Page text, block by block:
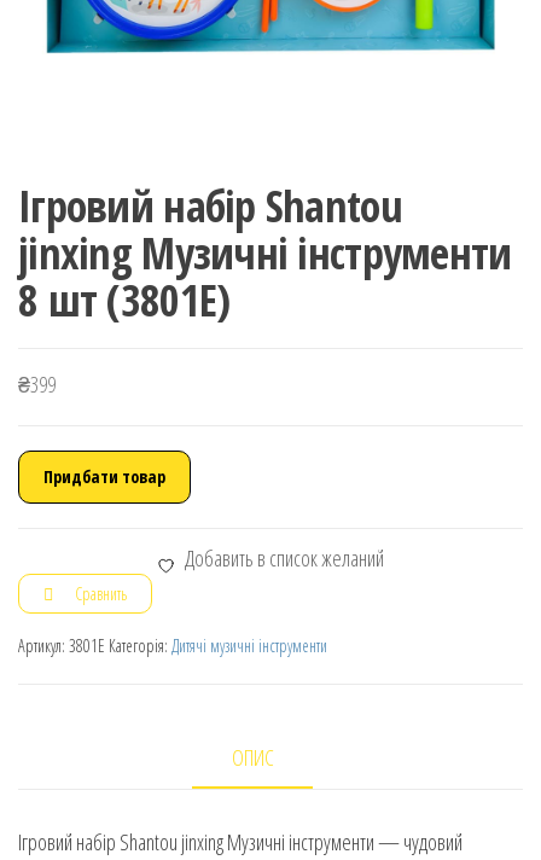
Ігровий набір Shantou
jinxing Музичні інструменти
8 шт (3801E)
₴399
Придбати товар
Добавить в список желаний
Сравнить
Артикул: 3801E Категорія: Дитячі музичні інструменти
ОПИС
Ігровий набір Shantou jinxing Музичні інструменти — чудовий